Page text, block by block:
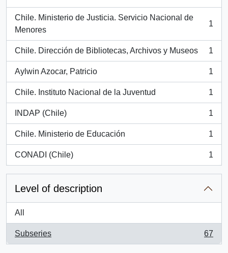
Chile. Ministerio de Justicia. Servicio Nacional de
Menores
, 1 results
1
Chile. Dirección de Bibliotecas, Archivos y Museos
, 1 results
1
Aylwin Azocar, Patricio
, 1 results
1
Chile. Instituto Nacional de la Juventud
, 1 results
1
INDAP (Chile)
, 1 results
1
Chile. Ministerio de Educación
, 1 results
1
CONADI (Chile)
, 1 results
1
Level of description
All
Subseries
, 67 results
67